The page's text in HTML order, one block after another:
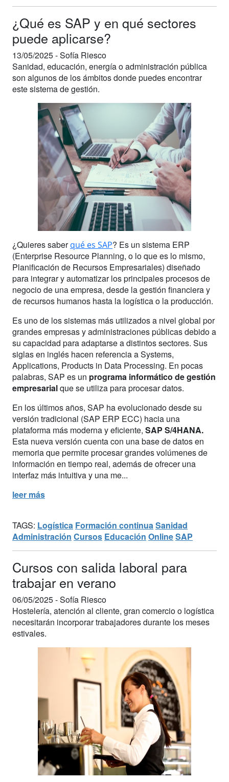
¿Qué es SAP y en qué sectores
puede aplicarse?
13/05/2025 -Sofía Riesco
Sanidad, educación, energía o administración pública
son algunos de los ámbitos donde puedes encontrar
este sistema de gestión.
¿Quieres saberqué es SAP? Es un sistema ERP
(Enterprise Resource Planning, o lo que es lo mismo,
Planificación de Recursos Empresariales) diseñado
para integrar y automatizar los principales procesos de
negocio de una empresa, desde la gestión financiera y
de recursos humanos hasta la logística o la producción.
Es uno de los sistemas más utilizados a nivel global por
grandes empresas y administraciones públicas debido a
su capacidad para adaptarse a distintos sectores. Sus
siglas en inglés hacen referencia a Systems,
Applications, Products in Data Processing. En pocas
palabras, SAP es un programa informático de gestión
empresarialque se utiliza para procesar datos.
En los últimos años, SAP ha evolucionado desde su
versión tradicional (SAP ERP ECC) hacia una
plataforma más moderna y eficiente, SAP S/4HANA.
Esta nueva versión cuenta con una base de datos en
memoria que permite procesar grandes volúmenes de
información en tiempo real, además de ofrecer una
interfaz más intuitiva y una me...
leer más
TAGS: Logística Formación continua Sanidad
Administración Cursos Educación OnlineSAP
Cursos con salida laboral para
trabajar en verano
06/05/2025 -Sofía Riesco
Hostelería, atención al cliente, gran comercio o logística
necesitarán incorporar trabajadores durante los meses
estivales.